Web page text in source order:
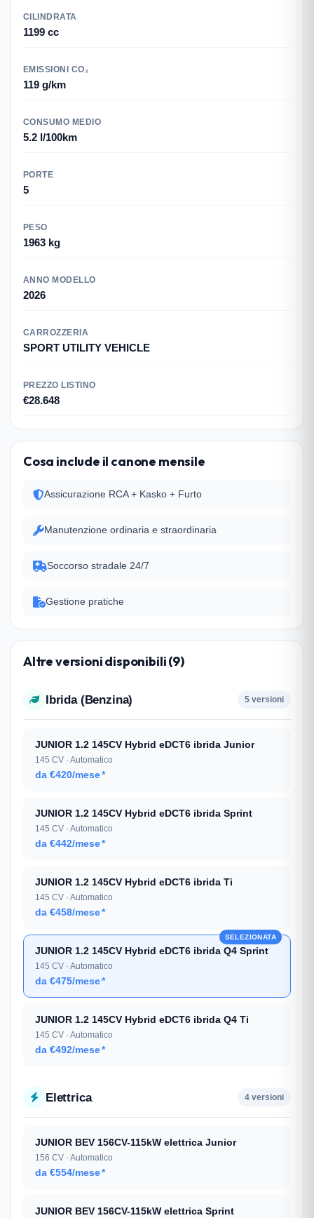
CILINDRATA
1199 cc
EMISSIONI CO₂
119 g/km
CONSUMO MEDIO
5.2 l/100km
PORTE
5
PESO
1963 kg
ANNO MODELLO
2026
CARROZZERIA
SPORT UTILITY VEHICLE
PREZZO LISTINO
€28.648
Cosa include il canone mensile
Assicurazione RCA + Kasko + Furto
Manutenzione ordinaria e straordinaria
Soccorso stradale 24/7
Gestione pratiche
Altre versioni disponibili (9)
Ibrida (Benzina) 5 versioni
JUNIOR 1.2 145CV Hybrid eDCT6 ibrida Junior
145 CV · Automatico
da €420/mese*
JUNIOR 1.2 145CV Hybrid eDCT6 ibrida Sprint
145 CV · Automatico
da €442/mese*
JUNIOR 1.2 145CV Hybrid eDCT6 ibrida Ti
145 CV · Automatico
da €458/mese*
JUNIOR 1.2 145CV Hybrid eDCT6 ibrida Q4 Sprint
145 CV · Automatico
da €475/mese*
SELEZIONATA
JUNIOR 1.2 145CV Hybrid eDCT6 ibrida Q4 Ti
145 CV · Automatico
da €492/mese*
Elettrica 4 versioni
JUNIOR BEV 156CV-115kW elettrica Junior
156 CV · Automatico
da €554/mese*
JUNIOR BEV 156CV-115kW elettrica Sprint